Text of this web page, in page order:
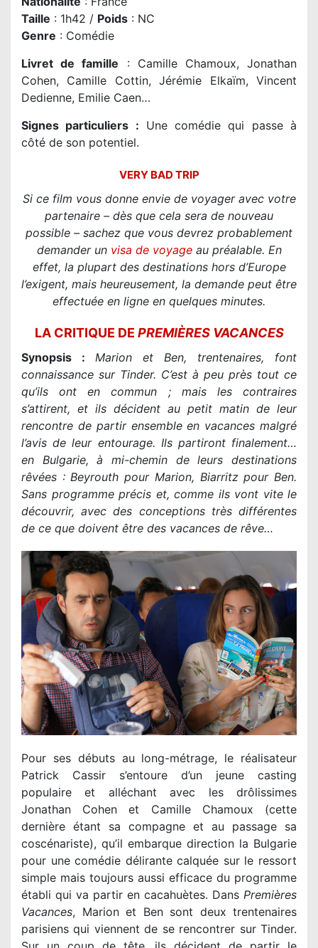
Taille : 1h42 / Poids : NC
Genre : Comédie
Livret de famille : Camille Chamoux, Jonathan
Cohen, Camille Cottin, Jérémie Elkaïm, Vincent
Dedienne, Emilie Caen…
Signes particuliers : Une comédie qui passe à
côté de son potentiel.
VERY BAD TRIP
Si ce film vous donne envie de voyager avec votre
partenaire – dès que cela sera de nouveau
possible – sachez que vous devrez probablement
demander un visa de voyageau préalable. En
effet, la plupart des destinations hors d’Europe
l’exigent, mais heureusement, la demande peut être
effectuée en ligne en quelques minutes.
LA CRITIQUE DE PREMIÈRES VACANCES
Synopsis : Marion et Ben, trentenaires, font
connaissance sur Tinder. C’est à peu près tout ce
qu’ils ont en commun ; mais les contraires
s’attirent, et ils décident au petit matin de leur
rencontre de partir ensemble en vacances malgré
l’avis de leur entourage. Ils partiront finalement…
en Bulgarie, à mi-chemin de leurs destinations
rêvées : Beyrouth pour Marion, Biarritz pour Ben.
Sans programme précis et, comme ils vont vite le
découvrir, avec des conceptions très différentes
de ce que doivent être des vacances de rêve…
Pour ses débuts au long-métrage, le réalisateur
Patrick Cassir s’entoure d’un jeune casting
populaire et alléchant avec les drôlissimes
Jonathan Cohen et Camille Chamoux (cette
dernière étant sa compagne et au passage sa
coscénariste), qu’il embarque direction la Bulgarie
pour une comédie délirante calquée sur le ressort
simple mais toujours aussi efficace du programme
établi qui va partir en cacahuètes. Dans Premières
Vacances, Marion et Ben sont deux trentenaires
parisiens qui viennent de se rencontrer sur Tinder.